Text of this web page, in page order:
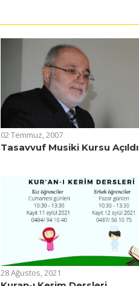
02 Temmuz, 2007
Tasavvuf Musiki Kursu Açıldı
28 Ağustos, 2021